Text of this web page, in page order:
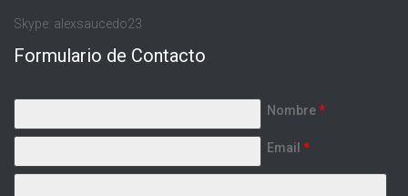
Skype: alexsaucedo23
Formulario de Contacto
Nombre*
Email *